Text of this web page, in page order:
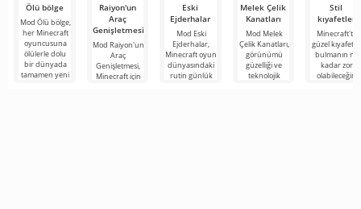
Ölü bölge
Mod Ölü bölge,
her Minecraft
oyuncusuna
ölülerle dolu
bir dünyada
tamamen yeni
Raiyon'un
Araç
Genişletmesi
Mod Raiyon'un
Araç
Genişletmesi,
Minecraft için
Eski
Ejderhalar
Mod Eski
Ejderhalar,
Minecraft oyun
dünyasındaki
rutin günlük
Melek Çelik
Kanatları
Mod Melek
Çelik Kanatları,
görünümü
güzelliği ve
teknolojik
Stil
kıyafetler
Minecraft'ta
güzel
bulmanın ne
kadar zor
olabileceğini